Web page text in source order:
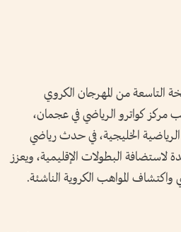
من المهرجان الكروي
مركز كواترو الرياضي في عجمان،
الخليجية، في حدث رياضي
لاستضافة البطولات الإقليمية، ويعزز
المواهب الكروية الناشئة.